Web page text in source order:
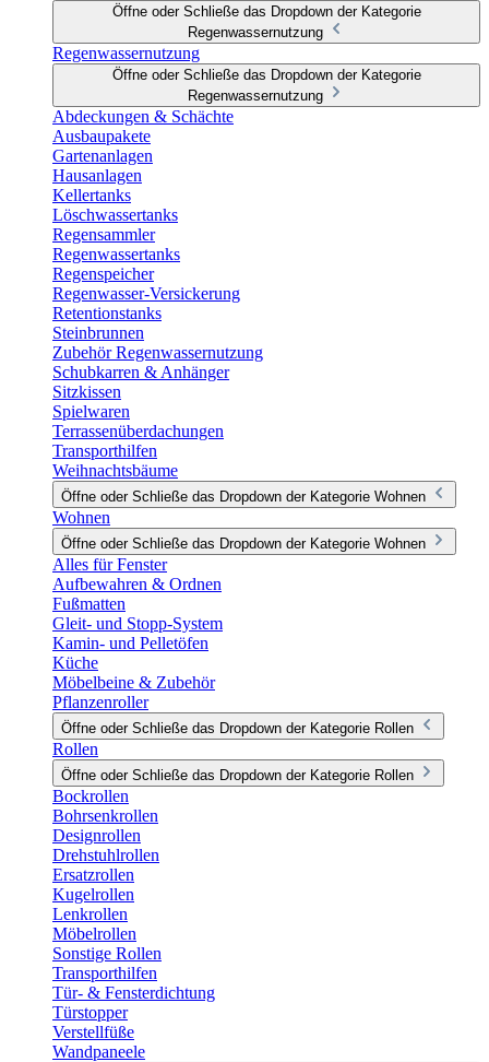
Öffne oder Schließe das Dropdown der Kategorie
Regenwassernutzung
Regenwassernutzung
Öffne oder Schließe das Dropdown der Kategorie
Regenwassernutzung
Abdeckungen & Schächte
Ausbaupakete
Gartenanlagen
Hausanlagen
Kellertanks
Löschwassertanks
Regensammler
Regenwassertanks
Regenspeicher
Regenwasser-Versickerung
Retentionstanks
Steinbrunnen
Zubehör Regenwassernutzung
Schubkarren & Anhänger
Sitzkissen
Spielwaren
Terrassenüberdachungen
Transporthilfen
Weihnachtsbäume
Öffne oder Schließe das Dropdown der Kategorie Wohnen
Wohnen
Öffne oder Schließe das Dropdown der Kategorie Wohnen
Alles für Fenster
Aufbewahren & Ordnen
Fußmatten
Gleit- und Stopp-System
Kamin- und Pelletöfen
Küche
Möbelbeine & Zubehör
Pflanzenroller
Öffne oder Schließe das Dropdown der Kategorie Rollen
Rollen
Öffne oder Schließe das Dropdown der Kategorie Rollen
Bockrollen
Bohrsenkrollen
Designrollen
Drehstuhlrollen
Ersatzrollen
Kugelrollen
Lenkrollen
Möbelrollen
Sonstige Rollen
Transporthilfen
Tür- & Fensterdichtung
Türstopper
Verstellfüße
Wandpaneele